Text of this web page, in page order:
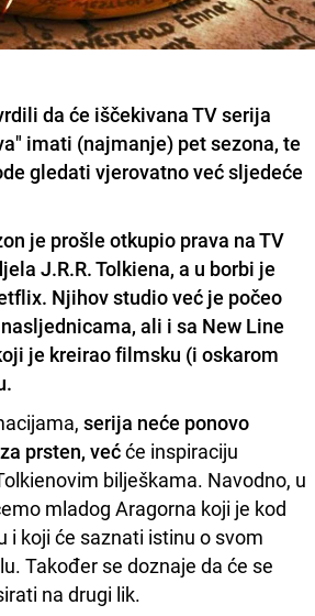
da će iščekivana TV serija
imati (najmanje) pet sezona, te
gledati vjerovatno već sljedeće
je prošle otkupio prava na TV
J.R.R. Tolkiena, a u borbi je
Njihov studio već je počeo
ali i sa New Line
je kreirao filmsku (i oskarom
serija neće ponovo
prsten, većće inspiraciju
bilješkama. Navodno, u
mladog Aragorna koji je kod
i koji će saznati istinu o svom
Također se doznaje da će se
na drugi lik.